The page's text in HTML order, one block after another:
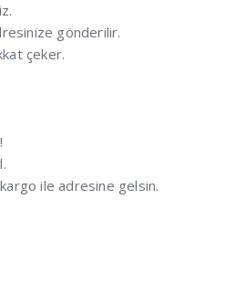
gönderilir.
çeker.
ile adresine gelsin.